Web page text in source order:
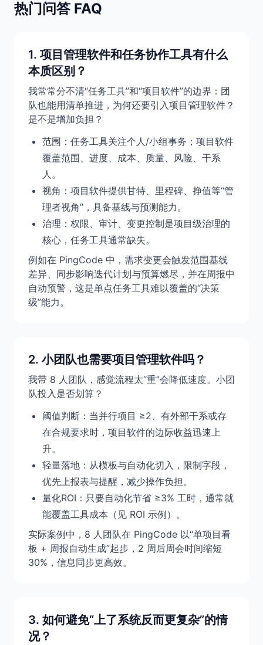
热门问答 FAQ
1. 项目管理软件和任务协作工具有什么
本质区别？
我常常分不清“任务工具”和“项目软件”的边界：团
队也能用清单推进，为何还要引入项目管理软件？
是不是增加负担？
范围：任务工具关注个人/小组事务；项目软件
覆盖范围、进度、成本、质量、风险、干系
人。
视角：项目软件提供甘特、里程碑、挣值等“管
理者视角”，具备基线与预测能力。
治理：权限、审计、变更控制是项目级治理的
核心，任务工具通常缺失。
例如在 PingCode 中，需求变更会触发范围基线
差异、同步影响迭代计划与预算燃尽，并在周报中
自动预警，这是单点任务工具难以覆盖的“决策
级”能力。
2. 小团队也需要项目管理软件吗？
我带 8 人团队，感觉流程太“重”会降低速度。小团
队投入是否划算？
阈值判断：当并行项目 ≥2、有外部干系或存
在合规要求时，项目软件的边际收益迅速上
升。
轻量落地：从模板与自动化切入，限制字段，
优先上报表与提醒，减少操作负担。
量化ROI：只要自动化节省 ≥3% 工时，通常就
能覆盖工具成本（见 ROI 示例）。
实际案例中，8 人团队在 PingCode 以“单项目看
板 + 周报自动生成”起步，2 周后周会时间缩短
30%，信息同步更高效。
3. 如何避免“上了系统反而更复杂”的情
况？